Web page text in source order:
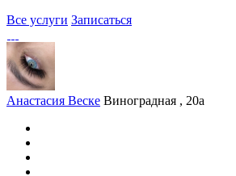
Все услуги Записаться
Анастасия Веске Виноградная , 20а